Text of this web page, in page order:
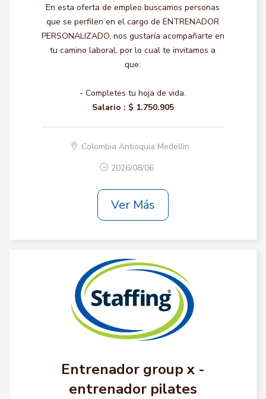
En esta oferta de empleo buscamos personas
que se perfilen en el cargo de ENTRENADOR
PERSONALIZADO, nos gustaría acompañarte en
tu camino laboral, por lo cual te invitamos a
que:
- Completes tu hoja de vida.
Salario : $ 1.750.905
Colombia Antioquia Medellin
2026/08/06
Ver Más
Entrenador group x -
entrenador pilates